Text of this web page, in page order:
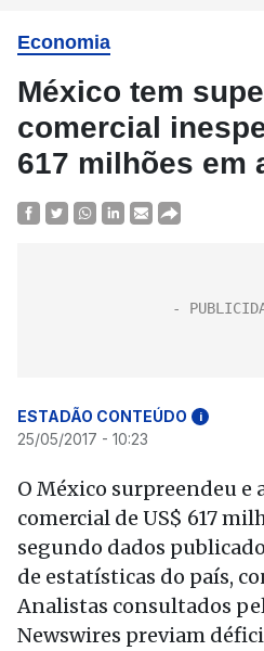
Economia
México tem
comercial
617 milhões em
ESTADÃO CONTEÚDO i
25/05/2017 - 10:23
O México surpreendeu
comercial de US$ 617
segundo dados
de estatísticas do país,
Analistas consultados
Newswires previam